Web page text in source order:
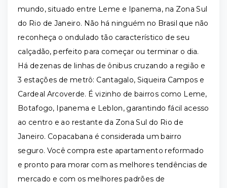
mundo, situado entre Leme e Ipanema, na Zona Sul
do Rio de Janeiro. Não há ninguém no Brasil que não
reconheça o ondulado tão característico de seu
calçadão, perfeito para começar ou terminar o dia.
Há dezenas de linhas de ônibus cruzando a região e
3 estações de metrô: Cantagalo, Siqueira Campos e
Cardeal Arcoverde. É vizinho de bairros como Leme,
Botafogo, Ipanema e Leblon, garantindo fácil acesso
ao centro e ao restante da Zona Sul do Rio de
Janeiro. Copacabana é considerada um bairro
seguro. Você compra este apartamento reformado
e pronto para morar com as melhores tendências de
mercado e com os melhores padrões de